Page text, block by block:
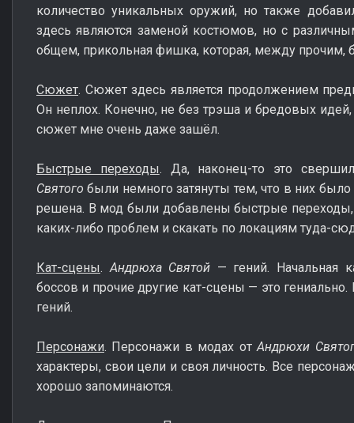
количество уникальных оружий, но также
здесь являются заменой костюмов, но с
общем, прикольная фишка, которая, между прочим,
Сюжет. Сюжет здесь является продолжением
Он неплох. Конечно, не без трэша и бредовых идей,
сюжет мне очень даже зашёл.
Быстрые переходы. Да, наконец-то это
Святого были немного затянуты тем, что в них
решена. В мод были добавлены быстрые
каких-либо проблем и скакать по локациям туда-
Кат-сцены.Андрюха Святой — гений. Начальная
боссов и прочие другие кат-сцены — это
гений.
Персонажи. Персонажи в модах отАндрюхи
характеры, свои цели и своя личность. Все
хорошо запоминаются.